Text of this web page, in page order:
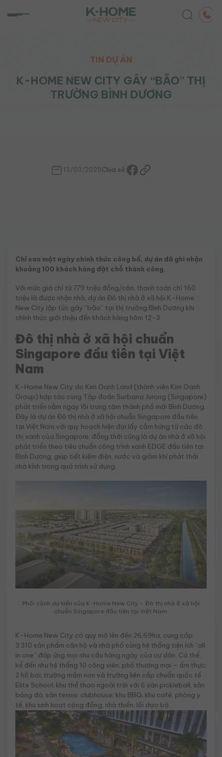
đến
TIN DỰ ÁN
K-HOME NEW CITY GÂY “BÃO” THỊ
TRƯỜNG BÌNH DƯƠNG
13/03/2025Chia sẻ:
Chỉ sau một ngày chính thức công bố, dự án đã ghi nhận
khoảng 100 khách hàng đặt chỗ thành công.
Với mức giá chỉ từ 779 triệu đồng/căn, thanh toán chỉ 160
triệu là được nhận nhà, dự án Đô thị nhà ở xã hội K-Home
New City lập tức gây “bão” tại thị trường Bình Dương khi
chính thức giới thiệu đến khách hàng hôm 12-3.
Đô thị nhà ở xã hội chuẩn
Singapore đầu tiên tại Việt
Nam
K-Home New City do Kim Oanh Land (thành viên Kim Oanh
Group) hợp tác cùng Tập đoàn Surbana Jurong (Singapore)
phát triển nằm ngay lõi trung tâm thành phố mới Bình Dương.
Đây là dự án Đô thị nhà ở xã hội chuẩn Singapore đầu tiên
tại Việt Nam với quy hoạch hiện đại lấy cảm hứng từ các đô
thị xanh của Singapore; đồng thời cũng là dự án nhà ở xã hội
phát triển theo tiêu chuẩn công trình xanh EDGE đầu tiên tại
Bình Dương, giúp tiết kiệm điện, nước và giảm khí phát thải
nhà kính trong quá trình sử dụng.
Phối cảnh dự kiến của K-Home New City – Đô thị nhà ở xã hội
chuẩn Singapore đầu tiên tại Việt Nam.
K-Home New City có quy mô lên đến 26,69ha, cung cấp
3.310 sản phẩm căn hộ và nhà phố cùng hệ thống tiện ích “all
in one” đáp ứng mọi nhu cầu hàng ngày của cư dân. Có thể
kể đến như hệ thống 10 công viên; phố thương mại – ẩm thực;
2 hồ bơi; trường mầm non và trường liên cấp chuẩn quốc tế
Elite School; khu thể thao ngoài trời với 6 sân pickleball, sân
bóng đá, sân tennis; clubhouse; khu BBQ; khu café; phòng y
tế, khu sinh hoạt cộng đồng, nhà thiền, lối dạo bộ…